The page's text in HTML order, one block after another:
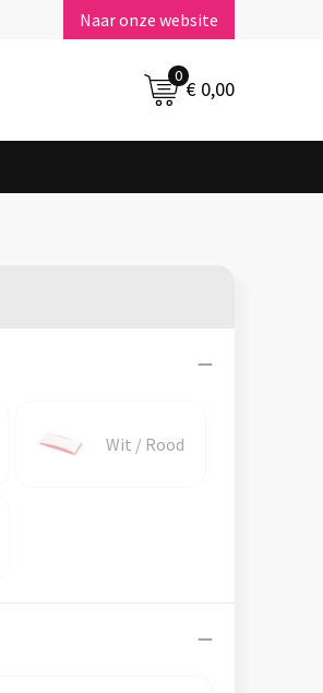
Naar onze website
0
€ 0,00
Wit / Rood